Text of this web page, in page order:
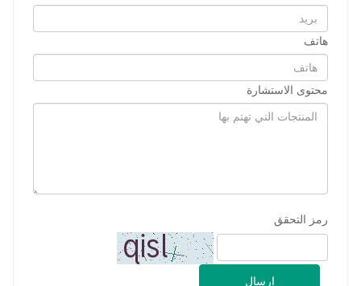
هاتف
محتوى الاستشارة
رمز التحقق
إرسال